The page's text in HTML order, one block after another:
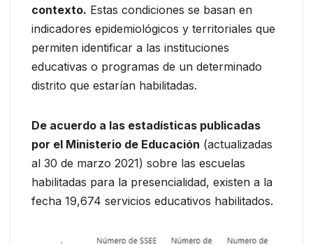
contexto. Estas condiciones se basan en
indicadores epidemiológicos y territoriales que
permiten identificar a las instituciones
educativas o programas de un determinado
distrito que estarían habilitadas.
De acuerdo a las estadísticas publicadas
por el Ministerio de Educación (actualizadas
al 30 de marzo 2021) sobre las escuelas
habilitadas para la presencialidad, existen a la
fecha 19,674 servicios educativos habilitados.